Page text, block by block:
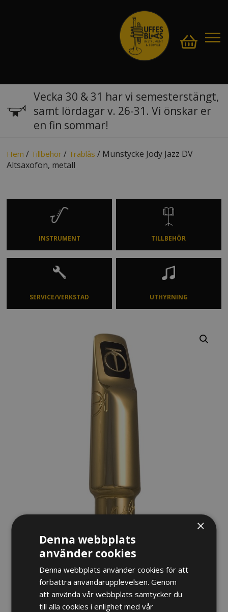
Vecka 30 & 31 har vi semesterstängt,
samt lördagar v. 26-31. Vi önskar er
en fin sommar!
Hem / Tillbehör / Träblås / Munstycke Jody Jazz DV
Altsaxofon, metall
INSTRUMENT TILLBEHÖR
SERVICE/VERKSTAD UTHYRNING
MUNSTYCKE JODY JAZZ DV
ALTSAXOFON, METALL
7 300 kr
×
Denna webbplats
använder cookies
Denna webbplats använder cookies för att
förbättra användarupplevelsen. Genom
att använda vår webbplats samtycker du
till alla cookies i enlighet med vår